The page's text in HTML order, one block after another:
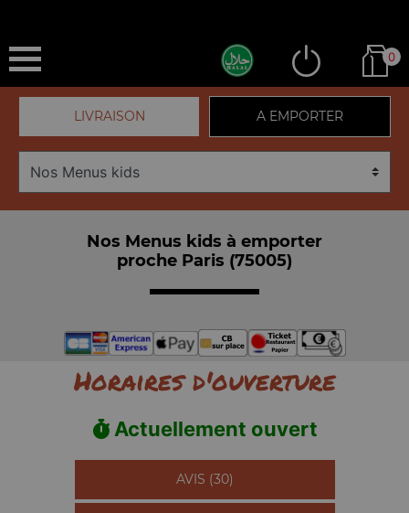
0
LIVRAISON A EMPORTER
Nos Menus kids à emporter
proche Paris (75005)
Horaires d'ouverture
Actuellement ouvert
AVIS (30)